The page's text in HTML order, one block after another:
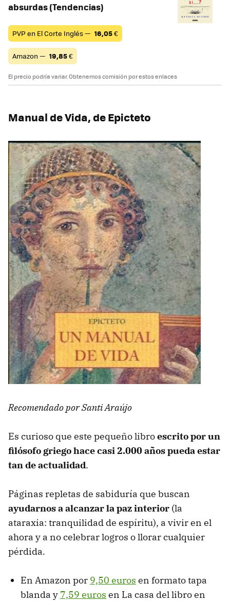
absurdas (Tendencias)
PVP en El Corte Inglés — 16,05€
Amazon — 19,85€
El precio podría variar. Obtenemos comisión por estos enlaces
Manual de Vida, de Epicteto
Recomendado por Santi Araújo
Es curioso que este pequeño libroescrito por un
filósofo griego hace casi 2.000 años pueda estar
tan de actualidad.
Páginas repletas de sabiduría que buscan
ayudarnos a alcanzar la paz interior (la
ataraxia: tranquilidad de espíritu), a vivir en el
ahora y a no celebrar logros o llorar cualquier
pérdida.
En Amazon por 9,50 euros en formato tapa
blanda y 7,59 euros en La casa del libro en